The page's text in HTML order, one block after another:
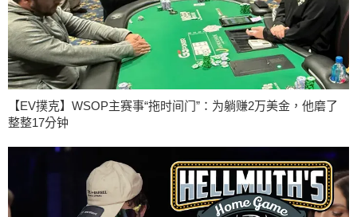
【EV撲克】WSOP主赛事“拖时间门”：为躺赚2万美金，他磨了
整整17分钟